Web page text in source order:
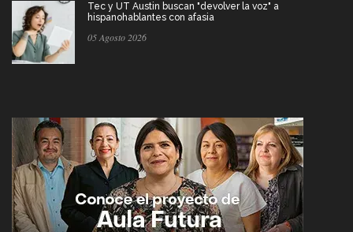
Tec y UT Austin buscan "devolver la voz" a
hispanohablantes con afasia
05 Agosto 2026